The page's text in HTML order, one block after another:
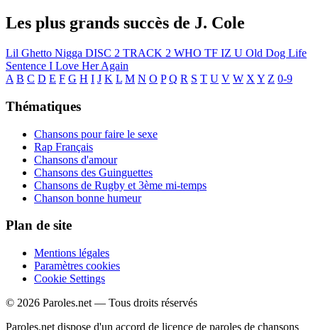
Les plus grands succès de J. Cole
Lil Ghetto Nigga DISC 2 TRACK 2 WHO TF IZ U Old Dog Life
Sentence I Love Her Again
A B C D E F G H I J K L M N O P Q R S T U V W X Y Z 0-9
Thématiques
Chansons pour faire le sexe
Rap Français
Chansons d'amour
Chansons des Guinguettes
Chansons de Rugby et 3ème mi-temps
Chanson bonne humeur
Plan de site
Mentions légales
Paramètres cookies
Cookie Settings
© 2026 Paroles.net — Tous droits réservés
Paroles.net dispose d'un accord de licence de paroles de chansons